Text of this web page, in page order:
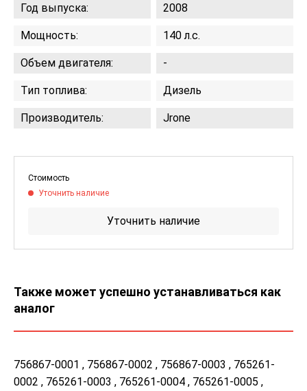
Год выпуска: 2008
Мощность: 140 л.с.
Объем двигателя: -
Тип топлива: Дизель
Производитель: Jrone
Стоимость
Уточнить наличие
Уточнить наличие
Также может успешно устанавливаться как
аналог
756867-0001 , 756867-0002 , 756867-0003 , 765261-
0002 , 765261-0003 , 765261-0004 , 765261-0005 ,